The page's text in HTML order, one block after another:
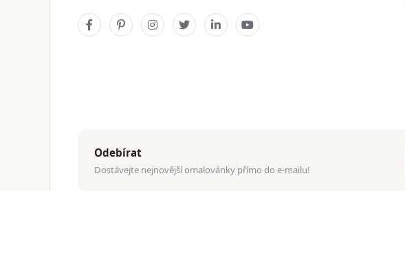
Odebírat
Dostávejte nejnovější omalovánky přímo do e-mailu!